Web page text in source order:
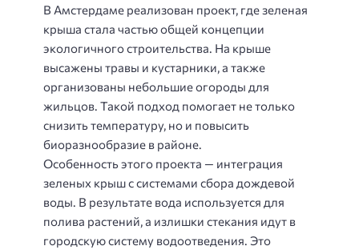
В Амстердаме реализован проект, где зеленая
крыша стала частью общей концепции
экологичного строительства. На крыше
высажены травы и кустарники, а также
организованы небольшие огороды для
жильцов. Такой подход помогает не только
снизить температуру, но и повысить
биоразнообразие в районе.
Особенность этого проекта — интеграция
зеленых крыш с системами сбора дождевой
воды. В результате вода используется для
полива растений, а излишки стекания идут в
городскую систему водоотведения. Это